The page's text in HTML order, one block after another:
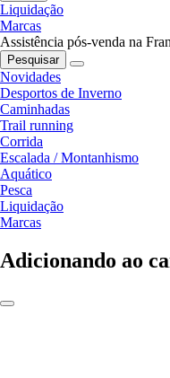
Liquidação
Marcas
Assistência pós-venda na
Pesquisar
Novidades
Desportos de Inverno
Caminhadas
Trail running
Corrida
Escalada / Montanhismo
Aquático
Pesca
Liquidação
Marcas
Adicionando ao